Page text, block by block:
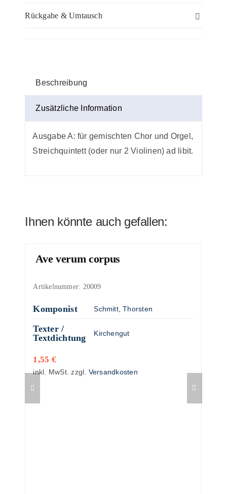
(2)
Rückgabe & Umtausch
Beschreibung
Zusätzliche Information
Ausgabe A: für gemischten Chor und Orgel,
Streichquintett (oder nur 2 Violinen) ad libit.
Ihnen könnte auch gefallen:
Ave verum corpus
Artikelnummer: 20009
Komponist Schmitt, Thorsten
Texter /
Textdichtung
Kirchengut
1,55 €
inkl. MwSt. zzgl. Versandkosten